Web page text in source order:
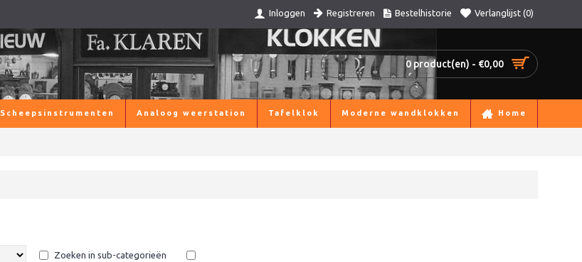
Inloggen Registreren Bestelhistorie Verlanglijst (0)
0 product(en) - €0,00
Scheepsinstrumenten Analoog weerstation Tafelklok Moderne wandklokken Home
Zoeken in sub-categorieën